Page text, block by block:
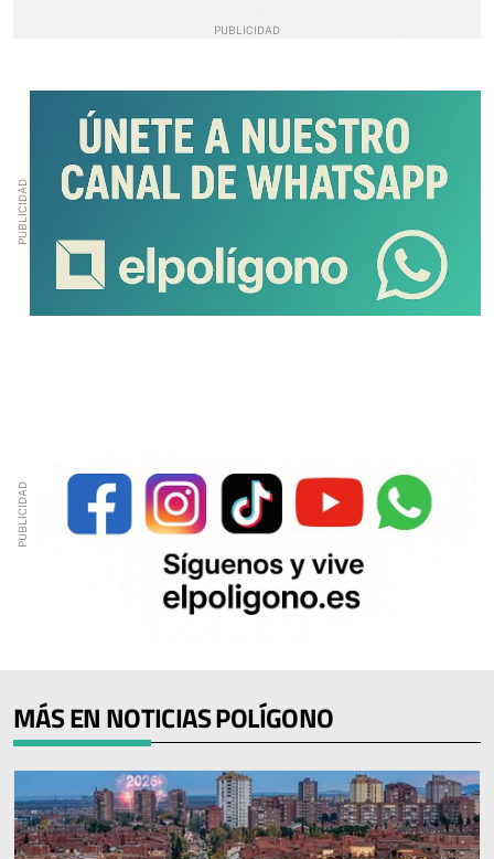
MÁS EN NOTICIAS POLÍGONO